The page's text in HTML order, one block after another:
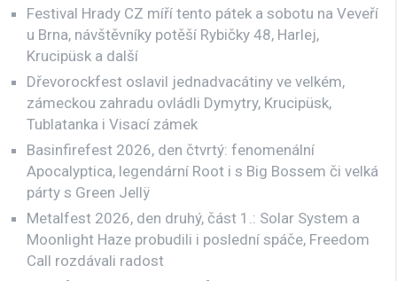
Festival Hrady CZ míří tento pátek a sobotu na Veveří
u Brna, návštěvníky potěší Rybičky 48, Harlej,
Krucipüsk a další
Dřevorockfest oslavil jednadvacátiny ve velkém,
zámeckou zahradu ovládli Dymytry, Krucipüsk,
Tublatanka i Visací zámek
Basinfirefest 2026, den čtvrtý: fenomenální
Apocalyptica, legendární Root i s Big Bossem či velká
párty s Green Jellÿ
Metalfest 2026, den druhý, část 1.: Solar System a
Moonlight Haze probudili i poslední spáče, Freedom
Call rozdávali radost